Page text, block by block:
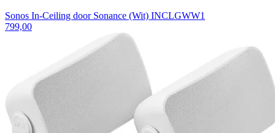
Sonos In-Ceiling door Sonance (Wit) INCLGWW1
799,00